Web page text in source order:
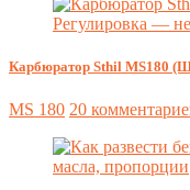
Карбюратор Sthil MS180
MS 180 20